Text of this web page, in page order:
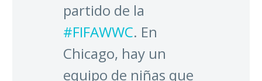
partido de la
#FIFAWWC. En
Chicago, hay un
equipo de niñas que